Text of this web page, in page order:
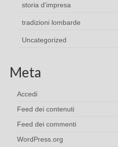
storia d'impresa
tradizioni lombarde
Uncategorized
Meta
Accedi
Feed dei contenuti
Feed dei commenti
WordPress.org